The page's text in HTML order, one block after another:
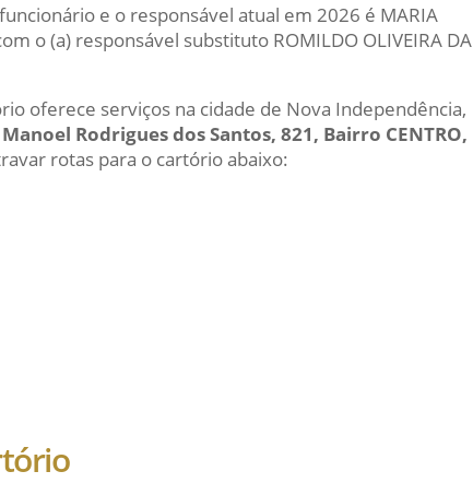
e o responsável atual em 2026 é MARIA
o (a) responsável substituto ROMILDO OLIVEIRA DA
oferece serviços na cidade de Nova Independência,
Manoel Rodrigues dos Santos, 821, Bairro CENTRO,
rotas para o cartório abaixo: